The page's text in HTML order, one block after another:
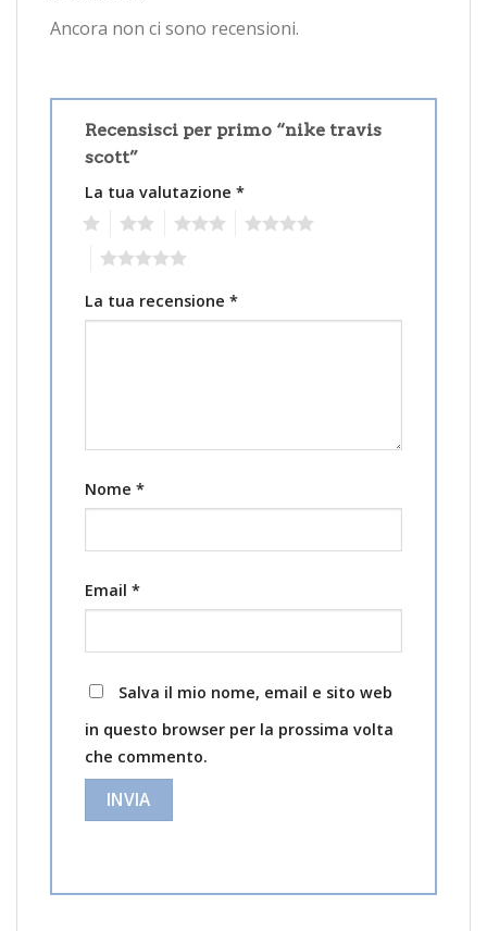
Ancora non ci sono recensioni.
Recensisci per primo “nike travis
scott”
La tua valutazione *
La tua recensione *
Nome *
Email *
Salva il mio nome, email e sito web
in questo browser per la prossima volta
che commento.